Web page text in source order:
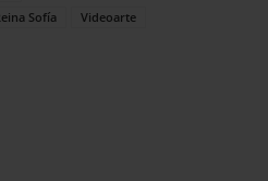
Sofía
Videoarte